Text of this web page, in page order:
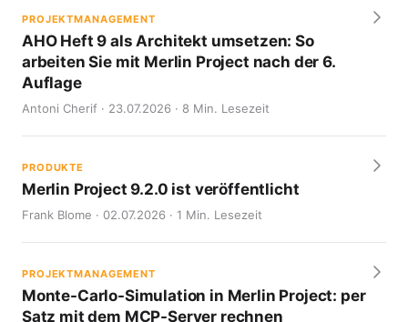
PROJEKTMANAGEMENT
AHO Heft 9 als Architekt umsetzen: So
arbeiten Sie mit Merlin Project nach der 6.
Auflage
Antoni Cherif · 23.07.2026 · 8 Min. Lesezeit
PRODUKTE
Merlin Project 9.2.0 ist veröffentlicht
Frank Blome · 02.07.2026 · 1 Min. Lesezeit
PROJEKTMANAGEMENT
Monte-Carlo-Simulation in Merlin Project: per
Satz mit dem MCP-Server rechnen